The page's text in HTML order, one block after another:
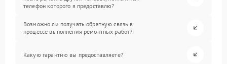
телефон которого я предоставлю?
Возможно ли получать обратную связь в
процессе выполнения ремонтных работ?
Какую гарантию вы предоставляете?